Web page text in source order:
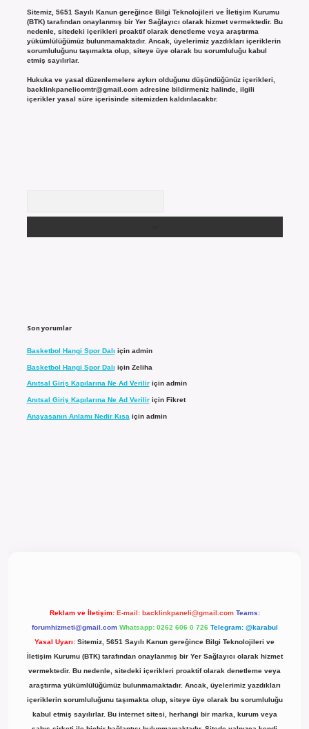
Sitemiz, 5651 Sayılı Kanun gereğince Bilgi Teknolojileri ve İletişim Kurumu
(BTK) tarafından onaylanmış bir Yer Sağlayıcı olarak hizmet vermektedir. Bu
nedenle, sitedeki içerikleri proaktif olarak denetleme veya araştırma
yükümlülüğümüz bulunmamaktadır. Ancak, üyelerimiz yazdıkları içeriklerin
sorumluluğunu taşımakta olup, siteye üye olarak bu sorumluluğu kabul
etmiş sayılırlar.
Hukuka ve yasal düzenlemelere aykırı olduğunu düşündüğünüz içerikleri,
backlinkpanelicomtr@gmail.comadresine bildirmeniz halinde, ilgili
içerikler yasal süre içerisinde sitemizden kaldırılacaktır.
Son yorumlar
Basketbol Hangi Spor Dalı için admin
Basketbol Hangi Spor Dalı için Zeliha
Anıtsal Giriş Kapılarına Ne Ad Veriliriçin admin
Anıtsal Giriş Kapılarına Ne Ad Veriliriçin Fikret
Anayasanın Anlamı Nedir Kısa için admin
Reklam ve İletişim: E-mail: backlinkpaneli@gmail.com Teams:
forumhizmeti@gmail.com Whatsapp: 0262 606 0 726 Telegram: @karabul
Yasal Uyarı: Sitemiz, 5651 Sayılı Kanun gereğince Bilgi Teknolojileri ve
İletişim Kurumu (BTK) tarafından onaylanmış bir Yer Sağlayıcı olarak hizmet
vermektedir. Bu nedenle, sitedeki içerikleri proaktif olarak denetleme veya
araştırma yükümlülüğümüz bulunmamaktadır. Ancak, üyelerimiz yazdıkları
içeriklerin sorumluluğunu taşımakta olup, siteye üye olarak bu sorumluluğu
kabul etmiş sayılırlar. Bu internet sitesi, herhangi bir marka, kurum veya